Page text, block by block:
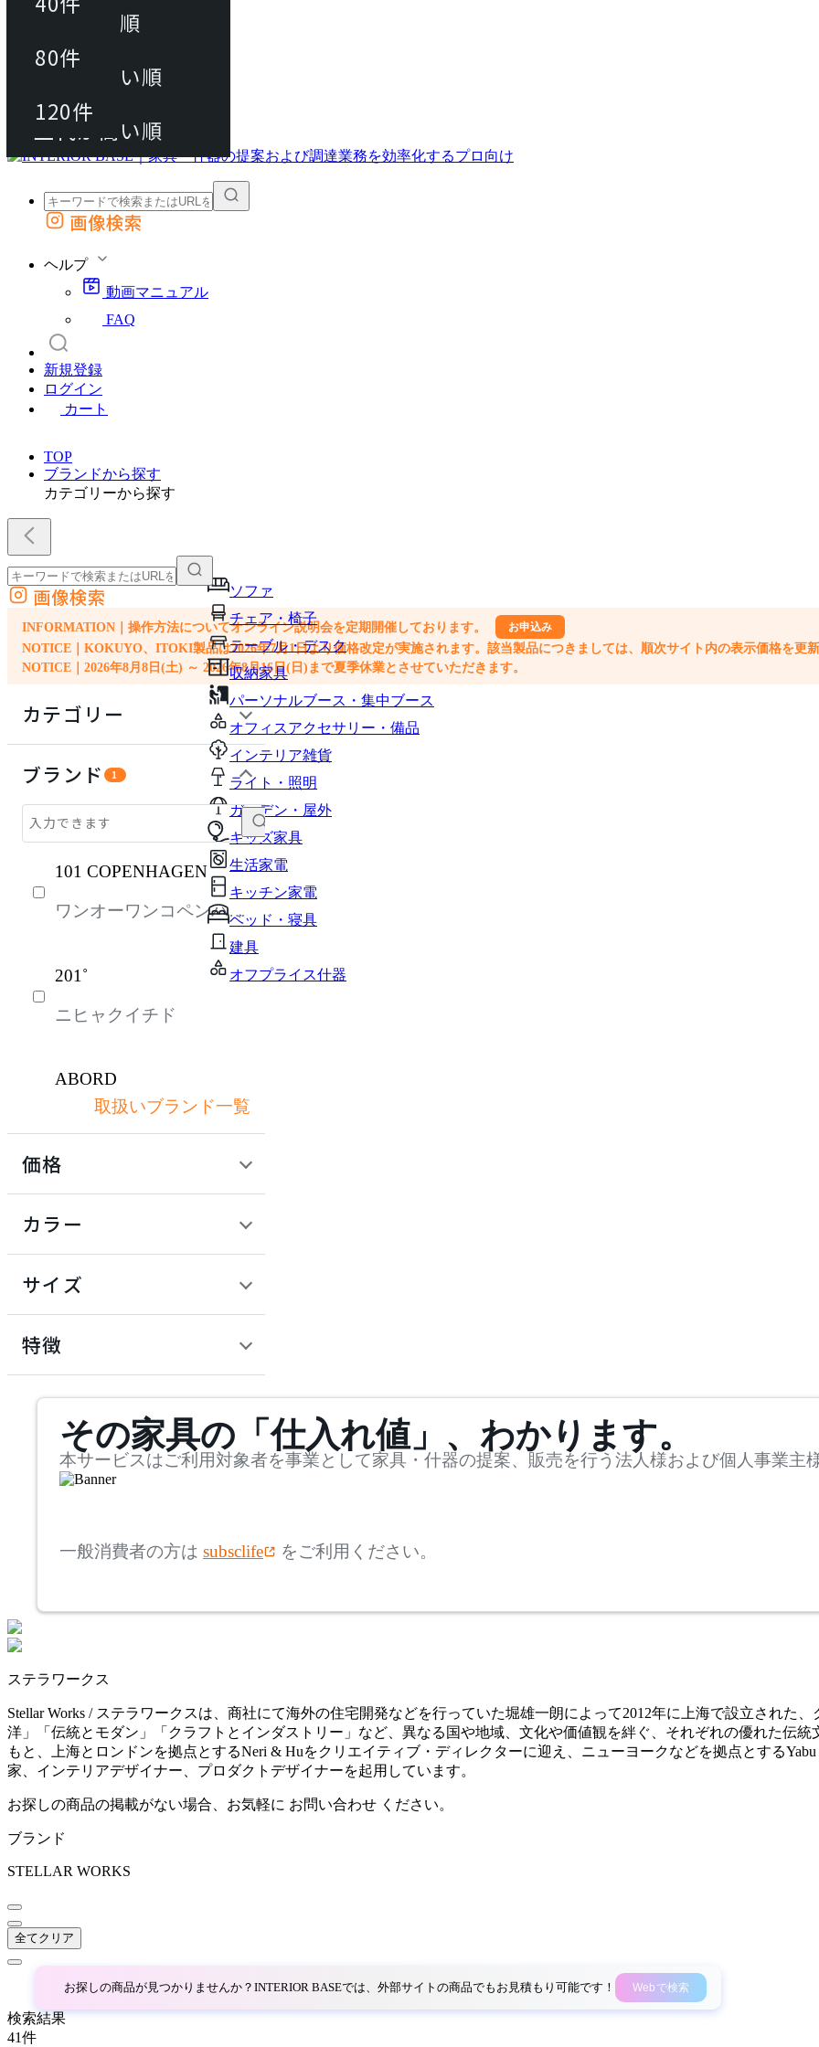
動画マニュアル
FAQ
カート
外部サイトの商品をカートに追加
画像検索
ヘルプ
動画マニュアル
FAQ
新規登録
ログイン
カート
TOP
ブランドから探す
カテゴリーから探す
ソファ
チェア・椅子
テーブル・デスク
収納家具
パーソナルブース・集中ブース
オフィスアクセサリー・備品
インテリア雑貨
ライト・照明
ガーデン・屋外
キッズ家具
生活家電
キッチン家電
ベッド・寝具
建具
オフプライス什器
外部サイトの商品をカートに追加
他のサイトで見つけた商品ページのURLを貼り付けて、カートに追加できます
画像検索
INFORMATION｜操作方法についてオンライン説明会を定期開催しております。 お申込み
NOTICE｜KOKUYO、ITOKI製品は2026年7月1日より価格改定が実施されます。該当製品につきましては、順次サイト内の表示価格を更新
NOTICE｜2026年8月8日(土) ～ 2026年8月16日(日)まで夏季休業とさせていただきます。
カテゴリー
収納家具
パーソナルブース・集中ブース
インテリア雑貨
ライト・照明
キッチン家電
オフプライス什器
ブランド 1
101 COPENHAGEN
ワンオーワンコペンハー
201˚
ニヒャクイチド
ABORD
アボール
アクメファニチャー
ADAL
アダルトータルインテリ
アコレクション
アイネクス
aluna
アルナ
アンドリューワールド
ANONIMA CASTELLI
取扱いブランド一覧
価格
カラー
サイズ
mm
検索
~
~
特徴
その家具の「仕入れ値」、わかります。
本サービスはご利用対象者を事業として家具・什器の提案、販売を行う法人様および個人事業主
一般消費者の方は subsclife をご利用ください。
ステラワークス
Stellar Works / ステラワークスは、商社にて海外の住宅開発などを行っていた堀雄一朗によって2012年に上海で設立された
洋」「伝統とモダン」「クラフトとインダストリー」など、異なる国や地域、文化や価値観を絆ぐ、それぞれの優れた伝
もと、上海とロンドンを拠点とするNeri & Huをクリエイティブ・ディレクターに迎え、ニューヨークなどを拠点とする
家、インテリアデザイナー、プロダクトデザイナーを起用しています。
お探しの商品の掲載がない場合、お気軽に お問い合わせ ください。
ブランド
STELLAR WORKS
全てクリア
お探しの商品が見つかりませんか？INTERIOR BASEでは、外部サイトの商品でもお見積もり可能です！ Webで検索
検索結果
41件
80件
120件
おすすめ順
上代が安い順
上代が高い順
80件
120件